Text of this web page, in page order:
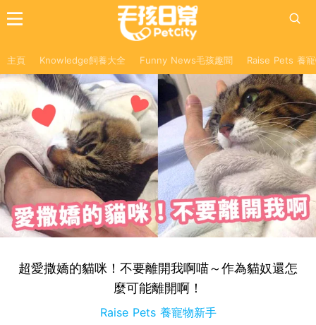
主頁 Knowledge飼養大全 Funny News毛孩趣聞 Raise Pets 養
超愛撒嬌的貓咪！不要離開我啊喵～作為貓奴還怎
麼可能離開啊！
Raise Pets 養寵物新手